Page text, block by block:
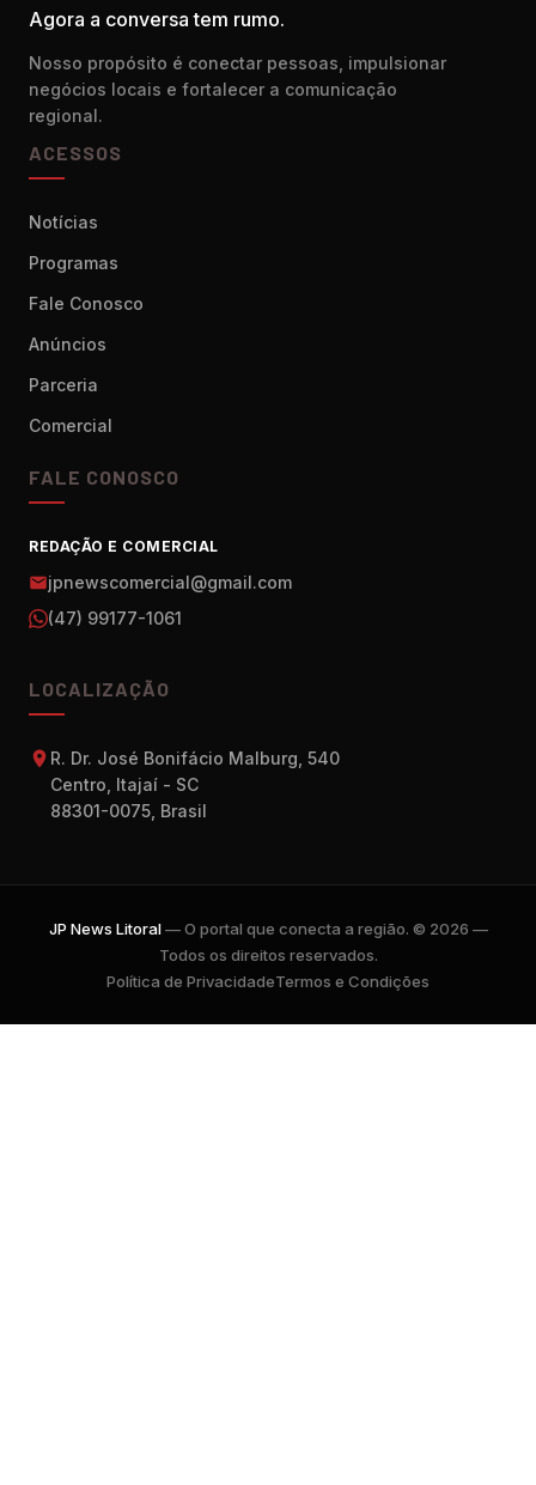
Agora a conversa tem rumo.
Nosso propósito é conectar pessoas, impulsionar
negócios locais e fortalecer a comunicação
regional.
ACESSOS
Notícias
Programas
Fale Conosco
Anúncios
Parceria
Comercial
FALE CONOSCO
REDAÇÃO E COMERCIAL
jpnewscomercial@gmail.com
(47) 99177-1061
LOCALIZAÇÃO
R. Dr. José Bonifácio Malburg, 540
Centro, Itajaí - SC
88301-0075, Brasil
JP News Litoral— O portal que conecta a região. © 2026 —
Todos os direitos reservados.
Política de PrivacidadeTermos e Condições